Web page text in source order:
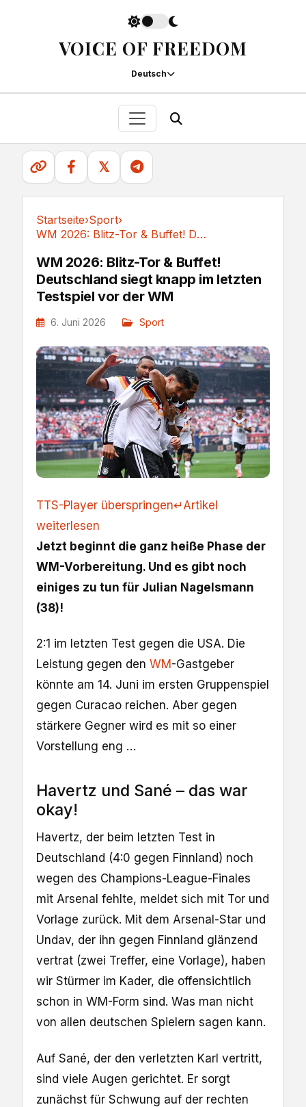
VOICE OF FREEDOM
Deutsch
𝕏
Startseite›Sport›
WM 2026: Blitz-Tor & Buffet! Deutschland siegt...
WM 2026: Blitz-Tor & Buffet!
Deutschland siegt knapp im letzten
Testspiel vor der WM
6. Juni 2026 Sport
TTS-Player überspringen↵Artikel
weiterlesen
Jetzt beginnt die ganz heiße Phase der
WM-Vorbereitung. Und es gibt noch
einiges zu tun für Julian Nagelsmann
(38)!
2:1 im letzten Test gegen die USA. Die
Leistung gegen den WM -Gastgeber
könnte am 14. Juni im ersten Gruppenspiel
gegen Curacao reichen. Aber gegen
stärkere Gegner wird es mit so einer
Vorstellung eng …
Havertz und Sané – das war
okay!
Havertz, der beim letzten Test in
Deutschland (4:0 gegen Finnland) noch
wegen des Champions-League-Finales
mit Arsenal fehlte, meldet sich mit Tor und
Vorlage zurück. Mit dem Arsenal-Star und
Undav, der ihn gegen Finnland glänzend
vertrat (zwei Treffer, eine Vorlage), haben
wir Stürmer im Kader, die offensichtlich
schon in WM-Form sind. Was man nicht
von allen deutschen Spielern sagen kann.
Auf Sané, der den verletzten Karl vertritt,
sind viele Augen gerichtet. Er sorgt
zunächst für Schwung auf der rechten